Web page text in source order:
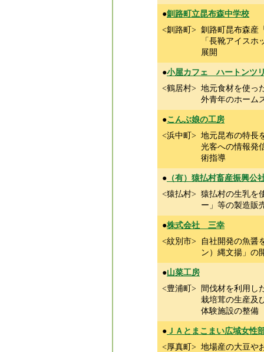
●釧路町立昆布森中学校
<釧路町> 釧路町昆布森産
「長靴アイス
展開
●小屋カフェ ハートンツ
<鶴居村> 地元食材を使っ
外青年のホーム
●こんぶ娘の工房
<浜中町> 地元昆布の特長
光客への情報発
術指導
● （有）猿払村畜産振興公
<猿払村> 猿払村の生乳を
ー」等の製造販
●株式会社 三幸
<紋別市>
自社開発の魚醤
ン）縄文揚」の
●山菜工房
<豊浦町> 間伐材を利用し
栽培茸の生産及
体験施設の整備
● ＪＡとまこまい広域女
<厚真町> 地場産の大豆や